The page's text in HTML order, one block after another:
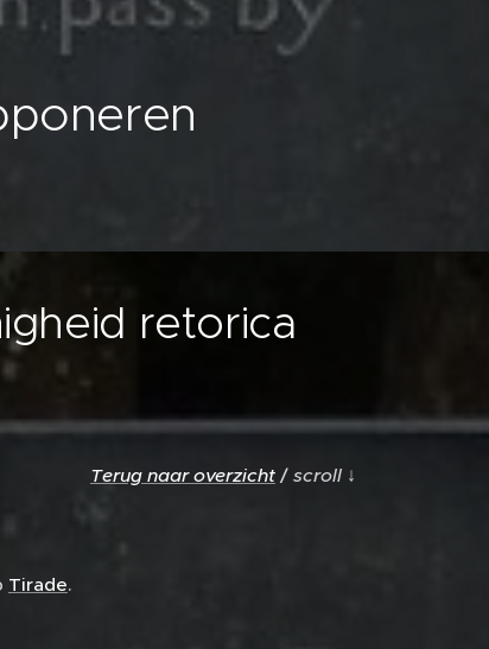
retorica
Terug naar overzicht / scroll ↓
Tirade.